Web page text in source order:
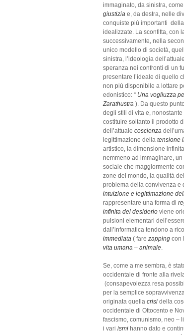
immaginato, da sinistra,
giustizia e, da destra, nelle
conquiste più importanti
idealizzate. La sconfitta, con
successivamente, nella
unico modello di società,
sinistra, l’ideologia
speranza nei confronti di un
presentare l’ideale di quello
non più disponibile a lottare
edonistico: “ Una vogliuzza
Zarathustra ). Da questo
degli stili di vita e,
costituire soltanto il prodotto
dell’attuale coscienza
legittimazione della tensione
artistico, la dimensione
nemmeno ad immaginare,
sociale che maggiormente
zone del mondo, la qualità
problema della convivenza e
intuizione e legittimazione
rappresentare una forma di
infinita del desiderio viene
pulsioni elementari
dall’informatica tendono a
immediata ( fare zapping con
vita umana – animale.
Se, come a me sembra, è
occidentale di fronte alla
(consapevolezza resa
per la semplice
originata quella crisi della
occidentale di Ottocento e
fascismo, comunismo, neo –
i vari ismi hanno dato e